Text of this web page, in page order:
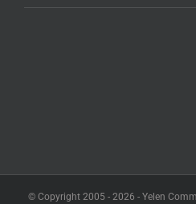
© Copyright 2005 - 2026 - Yelen